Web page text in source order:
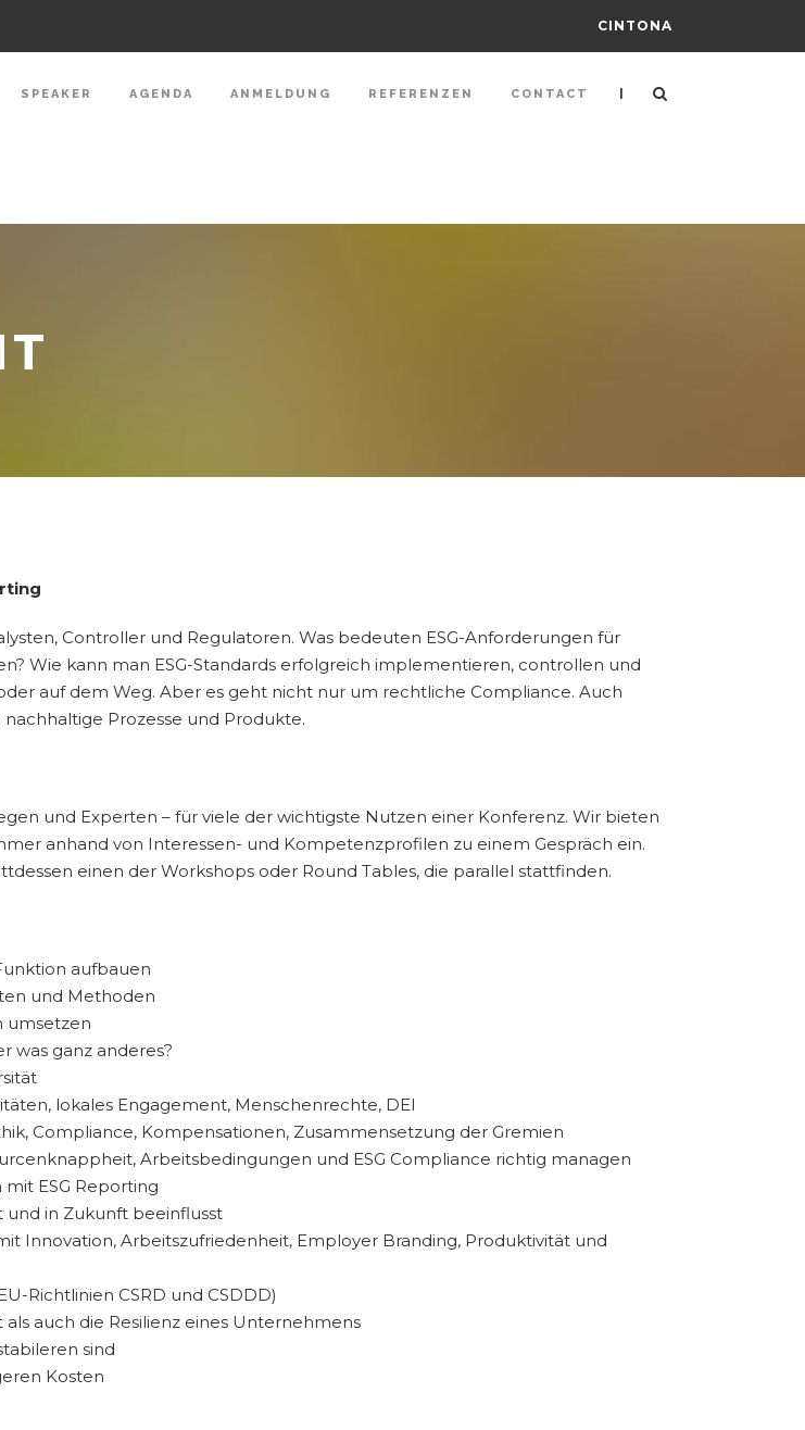
CINTONA
SPEAKER AGENDA ANMELDUNG REFERENZEN CONTACT |
Controller und Regulatoren. Was bedeuten ESG-Anforderungen für
Wie kann man ESG-Standards erfolgreich implementieren, controllen und
auf dem Weg. Aber es geht nicht nur um rechtliche Compliance. Auch
Prozesse und Produkte.
und Experten – für viele der wichtigste Nutzen einer Konferenz. Wir bieten
anhand von Interessen- und Kompetenzprofilen zu einem Gespräch ein.
einen der Workshops oder Round Tables, die parallel stattfinden.
aufbauen
und Methoden
umsetzen
was ganz anderes?
lokales Engagement, Menschenrechte, DEI
Compliance, Kompensationen, Zusammensetzung der Gremien
Arbeitsbedingungen und ESG Compliance richtig managen
ESG Reporting
und in Zukunft beeinflusst
Innovation, Arbeitszufriedenheit, Employer Branding, Produktivität und
Richtlinien CSRD und CSDDD)
auch die Resilienz eines Unternehmens
sind
Kosten